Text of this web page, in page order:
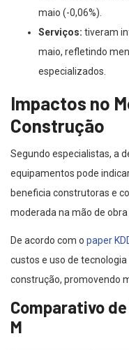
maio (-0,06%).
Serviços: tiveram
maio, refletindo
especializados.
Impactos no
Construção
Segundo especialistas, a
equipamentos pode
beneficia construtoras e
moderada na mão de
De acordo com o paper
custos e uso de
construção, promovendo
Comparativo
M